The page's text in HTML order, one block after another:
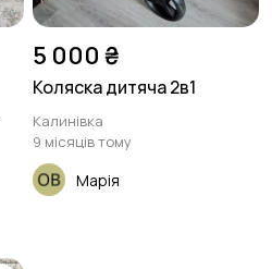
5 000 ₴
Коляска дитяча 2в1
Калинівка
9 місяців тому
Марія